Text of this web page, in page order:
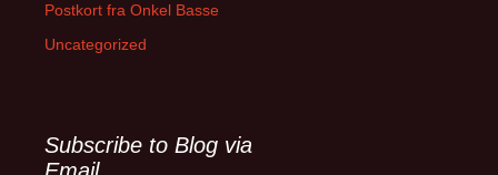
Postkort fra Onkel Basse
Uncategorized
Subscribe to Blog via